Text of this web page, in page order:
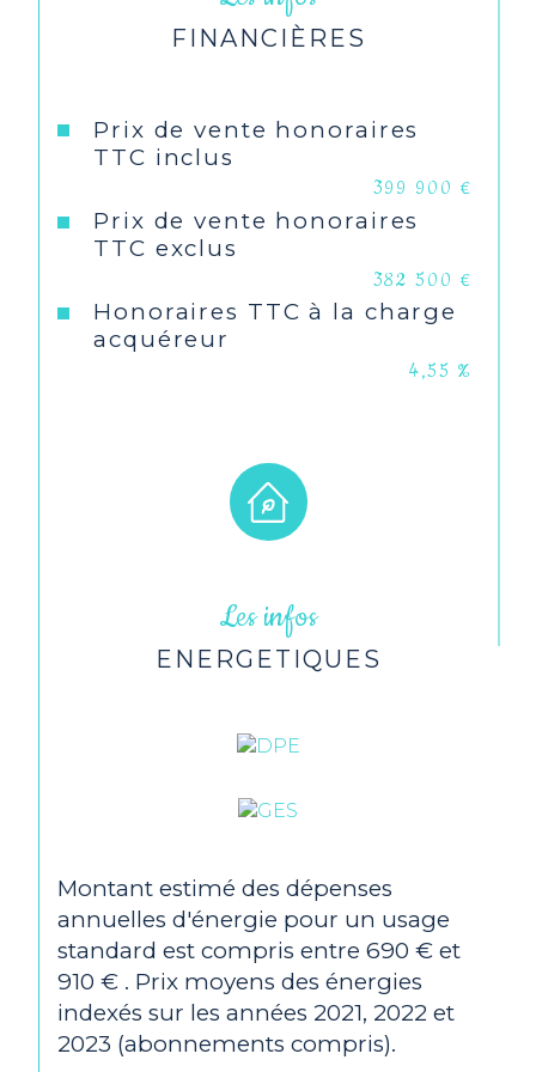
Les informations sur les risques auxquels
Mode de
chauffage
Pompe à chaleur
Type de
chauffage
Format de
chauffage
Individuel
Exposition
Terrain arboré
Copropriété
FINANCIÈRES
Prix de vente honoraires
TTC inclus
399 900 €
Prix de vente honoraires
TTC exclus
382 500 €
Honoraires TTC à la charge
acquéreur
4,55 %
Les infos
ENERGETIQUES
Montant estimé des dépenses
annuelles d'énergie pour un usage
standard est compris entre 690 € et
910 € . Prix moyens des énergies
indexés sur les années 2021, 2022 et
2023 (abonnements compris).